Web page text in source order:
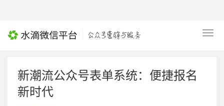
新潮流公众号表单系统：便捷报名
新时代